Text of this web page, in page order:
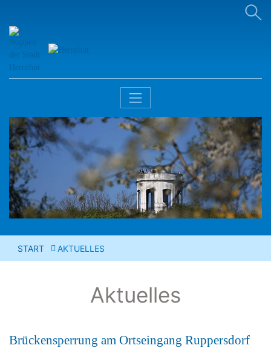
START AKTUELLES
Aktuelles
Brückensperrung am Ortseingang Ruppersdorf